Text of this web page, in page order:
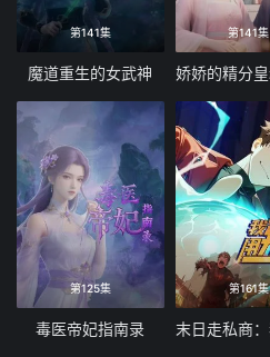
133 134
137 138
141 142
145 146
149 150
153 154
157 158
第141集
魔道重生的女武神
第141集
第125集
毒医帝妃指南录
第161集